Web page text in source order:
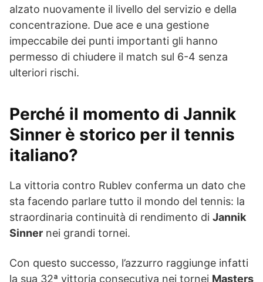
alzato nuovamente il livello del servizio e della
concentrazione. Due ace e una gestione
impeccabile dei punti importanti gli hanno
permesso di chiudere il match sul 6-4 senza
ulteriori rischi.
Perché il momento di Jannik
Sinner è storico per il tennis
italiano?
La vittoria contro Rublev conferma un dato che
sta facendo parlare tutto il mondo del tennis: la
straordinaria continuità di rendimento di Jannik
Sinner nei grandi tornei.
Con questo successo, l’azzurro raggiunge infatti
la sua 32ª vittoria consecutiva nei tornei Masters